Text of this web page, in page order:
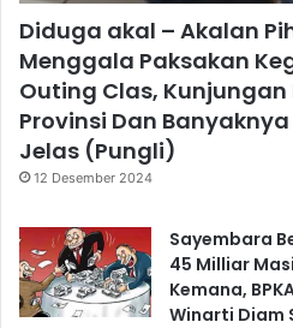
Diduga akal – Akalan
Menggala Paksakan
Outing Clas, Kunjungan
Provinsi Dan
Jelas (Pungli)
12 Desember 2024
Sayembara
45 Milliar
Kemana,
Winarti Diam